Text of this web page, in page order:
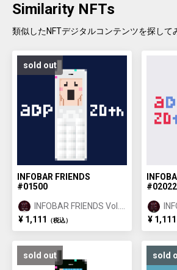
the INFOBAR FRIENDS' faces are nostalgic
in au e-mail! The first edition is a special
mbination patterns of "character x
r".
Similarity NFTs
類似したNFTデジタルコンテンツを探して
sold out
INFOBAR FRIENDS
#01500
INFOBAR FRIENDS Vol.1
ANNIN ①
¥ 1,111 （税込）
#02022
¥ 1,111
sold out sold